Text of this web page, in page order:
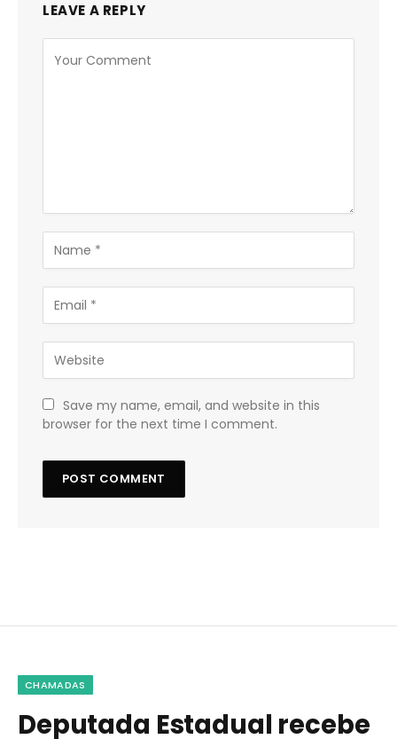
LEAVE A REPLY
Save my name, email, and website in this
browser for the next time I comment.
CHAMADAS
Deputada Estadual recebe